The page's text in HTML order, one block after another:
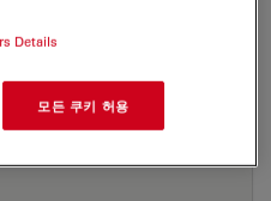
V7.7.1 DEU
MB
Details
모든 쿠키 허용